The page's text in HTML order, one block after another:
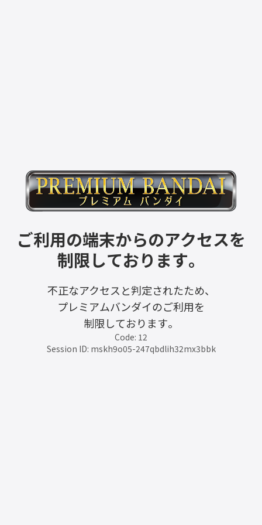
ご利用の端末からのアクセスを
制限しております。
不正なアクセスと判定されたため、
プレミアムバンダイのご利用を
制限しております。
Code: 12
Session ID: mskh9o05-247qbdlih32mx3bbk